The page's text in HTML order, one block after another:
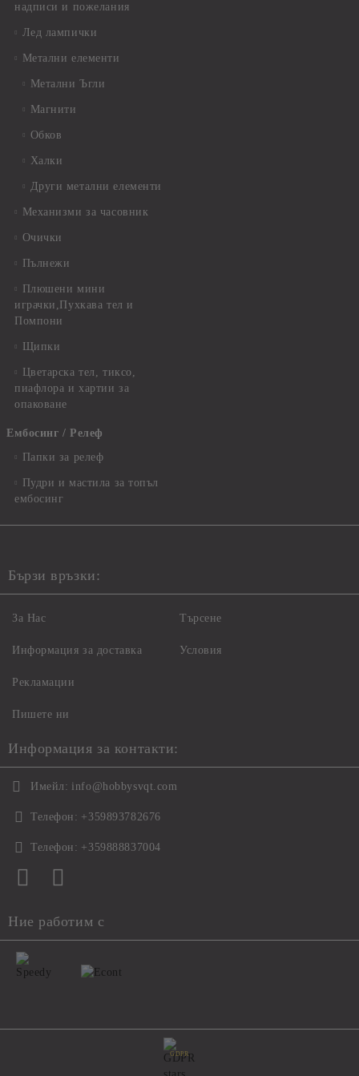
надписи и пожелания
Лед лампички
Метални елементи
Метални Ъгли
Магнити
Обков
Халки
Други метални елементи
Механизми за часовник
Очички
Пълнежи
Плюшени мини
играчки,Пухкава тел и
Помпони
Щипки
Цветарска тел, тиксо,
пиафлора и хартии за
опаковане
Ембосинг / Релеф
Папки за релеф
Пудри и мастила за топъл
ембосинг
Бързи връзки:
За Нас
Информация за доставка
Рекламации
Пишете ни
Търсене
Условия
Информация за контакти:
Имейл: info@hobbysvqt.com
Телефон: +359893782676
Телефон: +359888837004
Ние работим с
GDPR